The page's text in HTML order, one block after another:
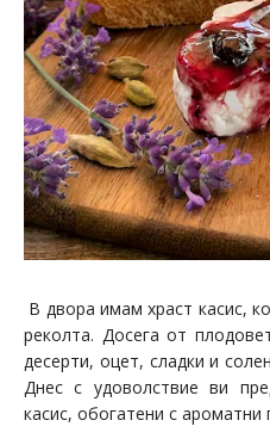
В двора имам храст касис,
реколта. Досега от
десерти, оцет, сладки и
Днес с удоволствие ви
касис, обогатени с